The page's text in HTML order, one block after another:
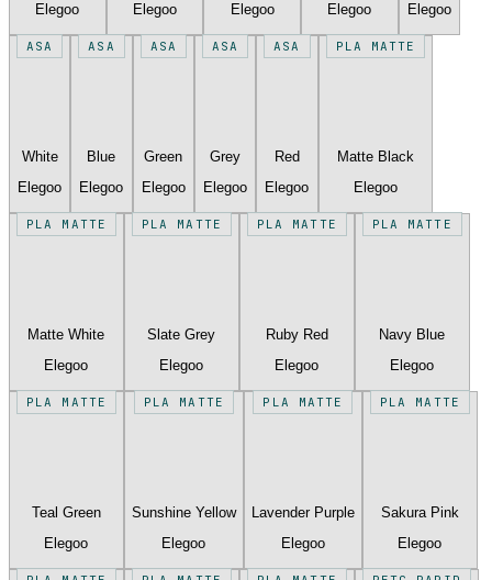
Elegoo
Elegoo
Elegoo
Elegoo
Elegoo
ASA
White
Elegoo
ASA
Blue
Elegoo
ASA
Green
Elegoo
ASA
Grey
Elegoo
ASA
Red
Elegoo
PLA MATTE
Matte Black
Elegoo
PLA MATTE
Matte White
Elegoo
PLA MATTE
Slate Grey
Elegoo
PLA MATTE
Ruby Red
Elegoo
PLA MATTE
Navy Blue
Elegoo
PLA MATTE
Teal Green
Elegoo
PLA MATTE
Sunshine Yellow
Elegoo
PLA MATTE
Lavender Purple
Elegoo
PLA MATTE
Sakura Pink
Elegoo